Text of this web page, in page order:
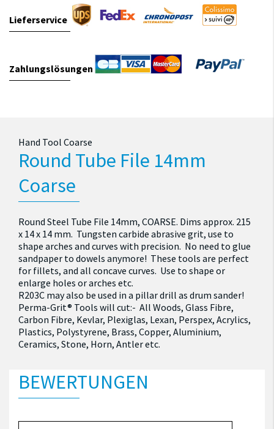
Lieferservice
Zahlungslösungen
Hand Tool Coarse
Round Tube File 14mm
Coarse
Round Steel Tube File 14mm, COARSE. Dims approx. 215
x 14 x 14 mm. Tungsten carbide abrasive grit, use to
shape arches and curves with precision. No need to glue
sandpaper to dowels anymore! These tools are perfect
for fillets, and all concave curves. Use to shape or
enlarge holes or arches etc.
R203C may also be used in a pillar drill as drum sander!
Perma-Grit® Tools will cut:- All Woods, Glass Fibre,
Carbon Fibre, Kevlar, Plexiglas, Lexan, Perspex, Acrylics,
Plastics, Polystyrene, Brass, Copper, Aluminium,
Ceramics, Stone, Horn, Antler etc.
BEWERTUNGEN